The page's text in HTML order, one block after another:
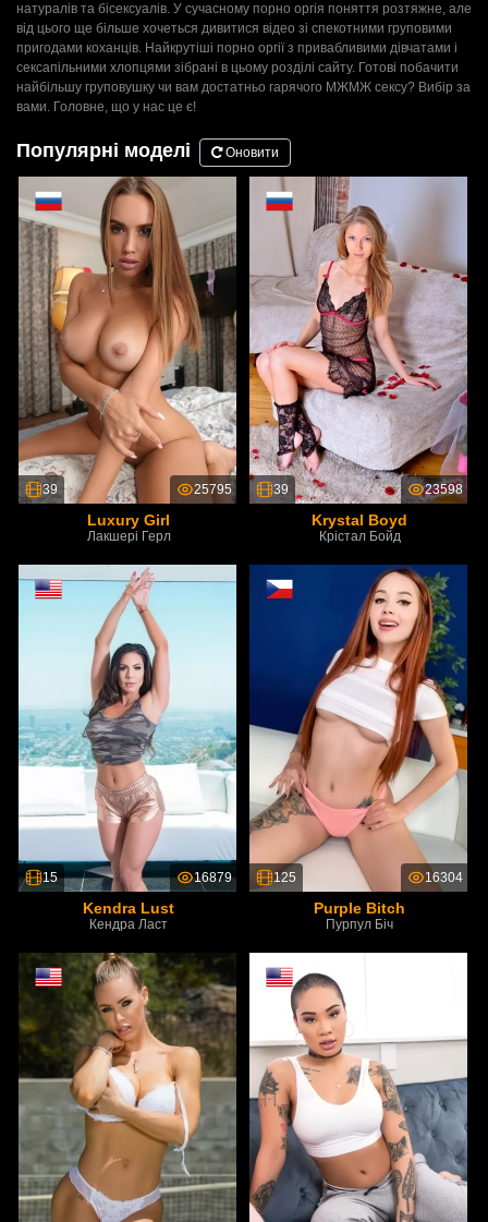
натуралів та бісексуалів. У сучасному порно оргія поняття розтяжне, але
від цього ще більше хочеться дивитися відео зі спекотними груповими
пригодами коханців. Найкрутіші порно оргії з привабливими дівчатами і
сексапільними хлопцями зібрані в цьому розділі сайту. Готові побачити
найбільшу груповушку чи вам достатньо гарячого МЖМЖ сексу? Вибір за
вами. Головне, що у нас це є!
Популярні моделі Оновити
39 25795
Luxury Girl
Лакшері Герл
39 23598
Krystal Boyd
Крістал Бойд
15 16879
Kendra Lust
Кендра Ласт
125 16304
Purple Bitch
Пурпул Біч